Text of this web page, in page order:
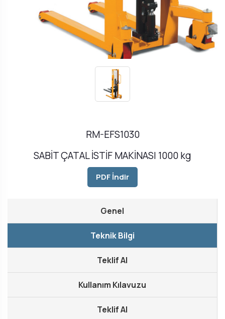
RM-EFS1030
SABİT ÇATAL İSTİF MAKİNASI 1000 kg
PDF İndir
Genel
Teknik Bilgi
Teklif Al
Kullanım Kılavuzu
Teklif Al